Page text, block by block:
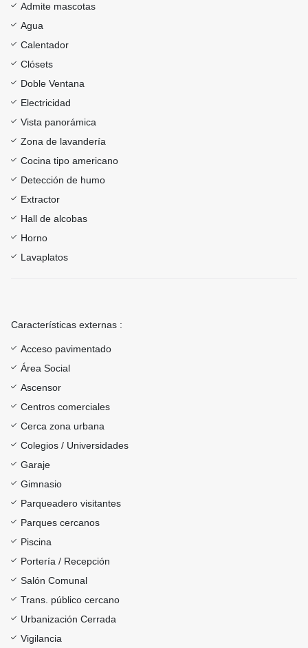
Admite mascotas
Agua
Calentador
Clósets
Doble Ventana
Electricidad
Vista panorámica
Zona de lavandería
Cocina tipo americano
Detección de humo
Extractor
Hall de alcobas
Horno
Lavaplatos
Características externas :
Acceso pavimentado
Área Social
Ascensor
Centros comerciales
Cerca zona urbana
Colegios / Universidades
Garaje
Gimnasio
Parqueadero visitantes
Parques cercanos
Piscina
Portería / Recepción
Salón Comunal
Trans. público cercano
Urbanización Cerrada
Vigilancia